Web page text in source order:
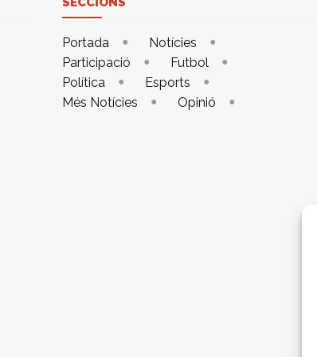
Portada
Notícies
Participació
Futbol
Política
Esports
Més Notícies
Opinió